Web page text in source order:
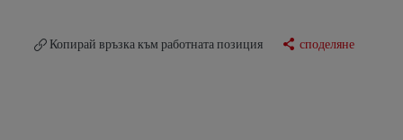
Копирай връзка към работната позиция споделяне